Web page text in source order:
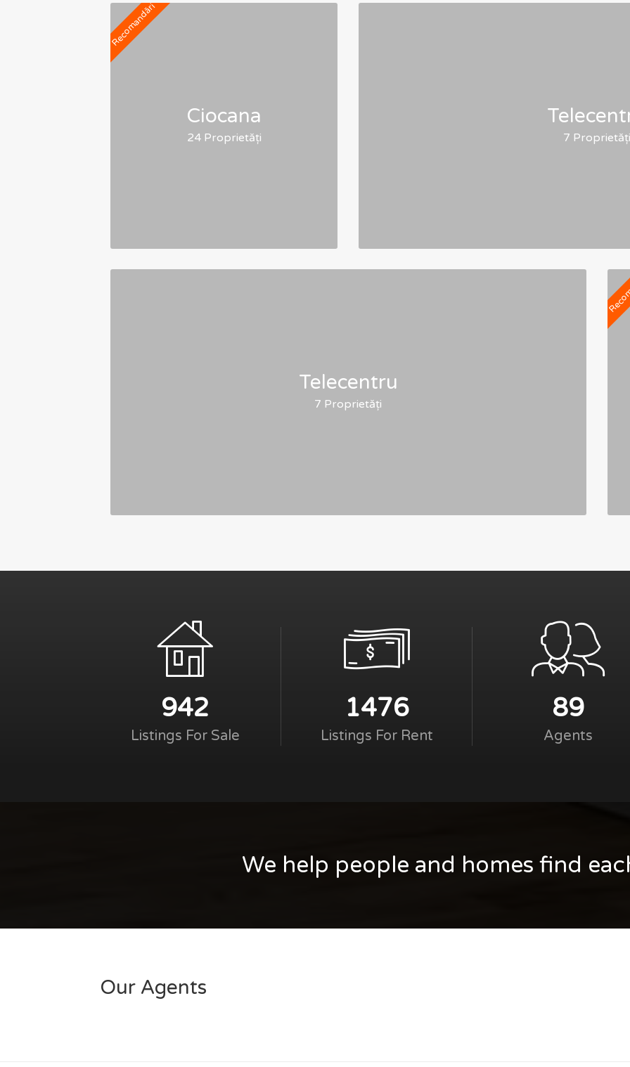
Recomandări
Ciocana
24 Proprietăți 7 Proprietăți
Telecentru
7 Proprietăți
942
Listings For Sale
1476
Listings For Rent
89
Agents
We help people and homes find
Our Agents